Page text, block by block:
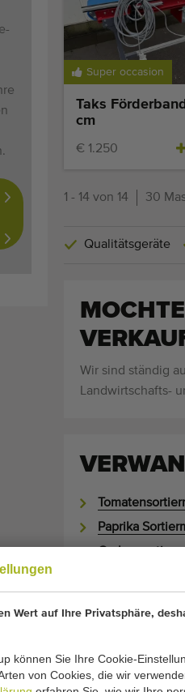
Wert auf Ihre Privatsphäre,
können Sie Ihre Cookie-
von Cookies, die wir
Super occasion
Taks
cm
€ 1.250
1 - 14 von 14 30
Qualitätsgeräte
Wir sind ständig
Landwirtschafts-
Paprika